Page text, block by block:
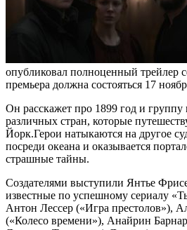
опубликовал полноценный трейлер
премьера должна состояться 17
Он расскажет про 1899 год и
различных стран, которые
Йорк.Герои натыкаются на другое
посреди океана и оказывается
страшные тайны.
Создателями выступили Янтье
известные по успешному сериалу
Антон Лессер («Игра престолов»),
(«Колесо времени»), Анайрин